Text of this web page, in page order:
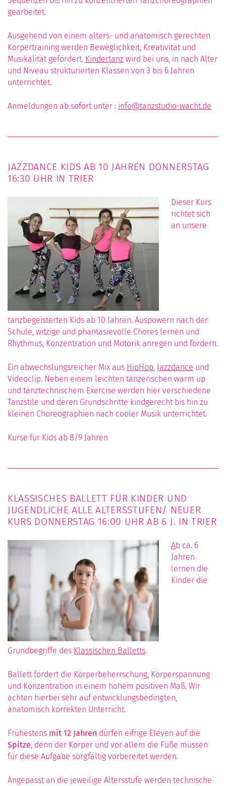
gearbeitet.
Ausgehend von einem alters- und anatomisch gerechten
Körpertraining werden Beweglichkeit, Kreativität und
Musikalität gefördert. Kindertanz wird bei uns, in nach Alter
und Niveau strukturierten Klassen von 3 bis 6 Jahren
unterrichtet.
Anmeldungen ab sofort unter : info@tanzstudio-wacht.de
JAZZDANCE KIDS AB 10 JAHREN DONNERSTAG
16:30 UHR IN TRIER
Dieser Kurs
richtet sich
an unsere
tanzbegeisterten Kids ab 10 Jahren. Auspowern nach der
Schule, witzige und phantasievolle Chores lernen und
Rhythmus, Konzentration und Motorik anregen und fördern.
Ein abwechslungsreicher Mix aus HipHop Jazzdance und
Videoclip. Neben einem leichten tänzerischen warm up
und tanztechnischem Exercise werden hier verschiedene
Tanzstile und deren Grundschritte kindgerecht bis hin zu
kleinen Choreographien nach cooler Musik unterrichtet.
Kurse für Kids ab 8/9 Jahren
KLASSISCHES BALLETT FÜR KINDER UND
JUGENDLICHE ALLE ALTERSSTUFEN/ NEUER
KURS DONNERSTAG 16:00 UHR AB 6 J. IN TRIER
Ab ca. 6
Jahren
lernen die
Kinder die
Grundbegriffe des Klassischen Balletts.
Ballett fördert die Körperbeherrschung, Körperspannung
und Konzentration in einem hohem positiven Maß. Wir
achten hierbei sehr auf entwicklungsbedingten,
anatomisch korrekten Unterricht.
Frühestens mit 12 Jahren dürfen eifrige Eleven auf die
Spitze , denn der Körper und vor allem die Füße müssen
für diese Aufgabe sorgfältig vorbereitet werden.
Angepasst an die jeweilige Altersstufe werden technische